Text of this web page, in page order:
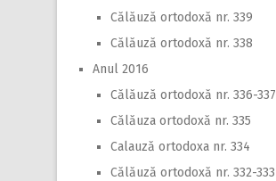
Călăuză ortodoxă nr. 339
Călăuză ortodoxă nr. 338
Anul 2016
Călăuză ortodoxă nr. 336-337
Călăuza ortodoxă nr. 335
Calauză ortodoxa nr. 334
Călăuză ortodoxă nr. 332-333